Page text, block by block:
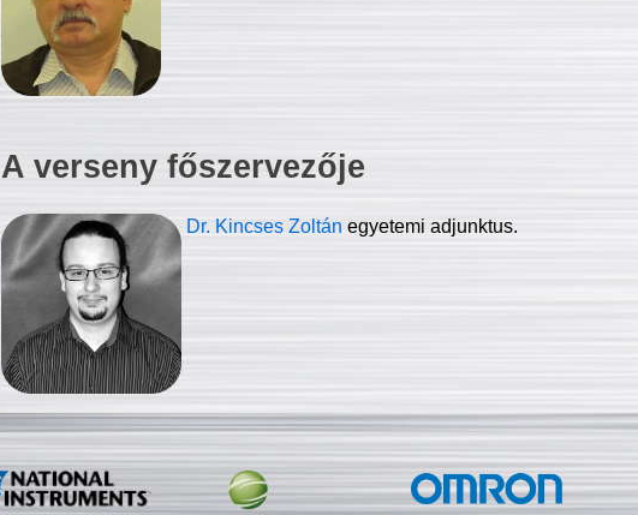
A verseny főszervezője
Dr. Kincses Zoltán egyetemi adjunktus.